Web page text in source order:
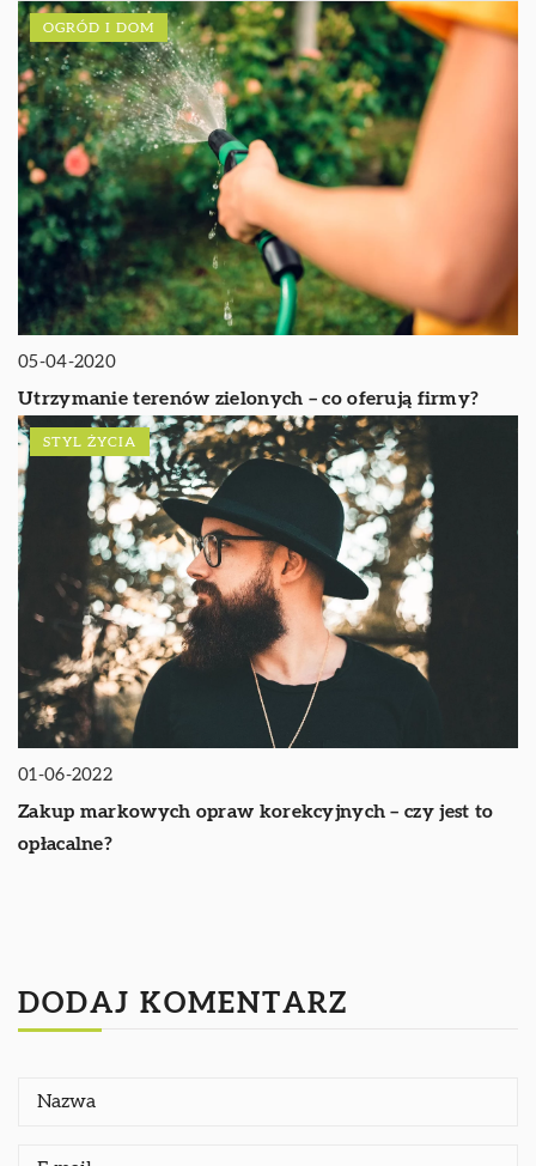
OGRÓD I DOM
05-04-2020
Utrzymanie terenów zielonych – co oferują firmy?
STYL ŻYCIA
01-06-2022
Zakup markowych opraw korekcyjnych – czy jest to
opłacalne?
DODAJ KOMENTARZ